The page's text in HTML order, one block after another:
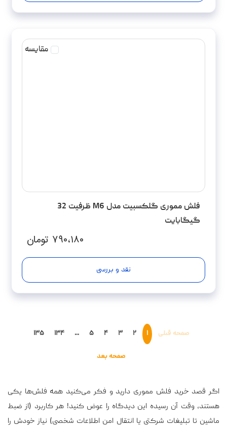
مقایسه
فلش مموری گلکسبیت مدل M6 ظرفیت 32
گیگابایت
۷۹۰،۱۸۰ تومان
نقد و بررسی
صفحه قبلی ۱ ۲ ۳ ۴ ۵ ... ۱۳۴ ۱۳۵
صفحه بعد
اگر قصد خرید فلش مموری دارید و فکر می‌کنید همه فلش‌ها یکی
هستند، وقت آن رسیده این دیدگاه را عوض کنید! هر کاربرد (از ضبط
ماشین تا تبلیغات شرکتی یا انتقال امن اطلاعات شخصی) نیاز خودش را